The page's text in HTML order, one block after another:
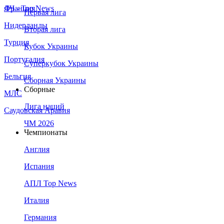
Франция
Нидерланды
Турция
Португалия
Бельгия
МЛС
Саудовская Аравия
ЛЧ - Top News
Первая лига
Вторая лига
Кубок Украины
Суперкубок Украины
Сборная Украины
Сборные
Лига наций
ЧМ 2026
Чемпионаты
Англия
Испания
АПЛ Top News
Италия
Германия